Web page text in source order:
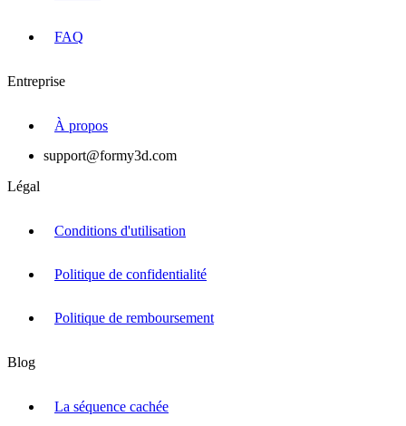
FAQ
Entreprise
À propos
support@formy3d.com
Légal
Conditions d'utilisation
Politique de confidentialité
Politique de remboursement
Blog
La séquence cachée